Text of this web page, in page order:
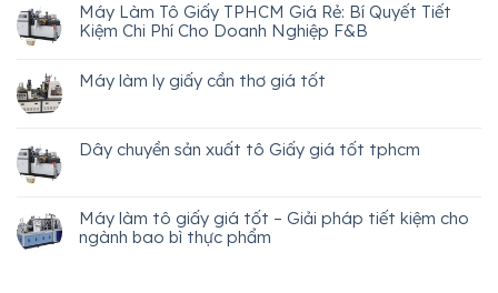
Máy Làm Tô Giấy TPHCM Giá Rẻ: Bí Quyết Tiết
Kiệm Chi Phí Cho Doanh Nghiệp F&B
Máy làm ly giấy cần thơ giá tốt
Dây chuyền sản xuất tô Giấy giá tốt tphcm
Máy làm tô giấy giá tốt – Giải pháp tiết kiệm cho
ngành bao bì thực phẩm